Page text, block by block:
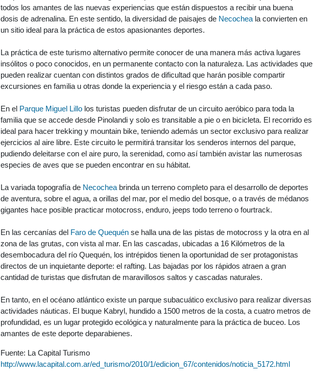
todos los amantes de las nuevas experiencias que están dispuestos a recibir una buena
dosis de adrenalina. En este sentido, la diversidad de paisajes de Necochea la convierten en
un sitio ideal para la práctica de estos apasionantes deportes.
La práctica de este turismo alternativo permite conocer de una manera más activa lugares
insólitos o poco conocidos, en un permanente contacto con la naturaleza. Las actividades que
pueden realizar cuentan con distintos grados de dificultad que harán posible compartir
excursiones en familia u otras donde la experiencia y el riesgo están a cada paso.
En el Parque Miguel Lillo los turistas pueden disfrutar de un circuito aeróbico para toda la
familia que se accede desde Pinolandi y solo es transitable a pie o en bicicleta. El recorrido es
ideal para hacer trekking y mountain bike, teniendo además un sector exclusivo para realizar
ejercicios al aire libre. Este circuito le permitirá transitar los senderos internos del parque,
pudiendo deleitarse con el aire puro, la serenidad, como así también avistar las numerosas
especies de aves que se pueden encontrar en su hábitat.
La variada topografía de Necochea brinda un terreno completo para el desarrollo de deportes
de aventura, sobre el agua, a orillas del mar, por el medio del bosque, o a través de médanos
gigantes hace posible practicar motocross, enduro, jeeps todo terreno o fourtrack.
En las cercanías del Faro de Quequén se halla una de las pistas de motocross y la otra en al
zona de las grutas, con vista al mar. En las cascadas, ubicadas a 16 Kilómetros de la
desembocadura del río Quequén, los intrépidos tienen la oportunidad de ser protagonistas
directos de un inquietante deporte: el rafting. Las bajadas por los rápidos atraen a gran
cantidad de turistas que disfrutan de maravillosos saltos y cascadas naturales.
En tanto, en el océano atlántico existe un parque subacuático exclusivo para realizar diversas
actividades náuticas. El buque Kabryl, hundido a 1500 metros de la costa, a cuatro metros de
profundidad, es un lugar protegido ecológica y naturalmente para la práctica de buceo. Los
amantes de este deporte deparabienes.
Fuente: La Capital Turismo
http://www.lacapital.com.ar/ed_turismo/2010/1/edicion_67/contenidos/noticia_5172.html